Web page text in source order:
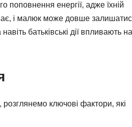
поповнення енергії, адже їхній
і малюк може довше
батьківські дії впливають
ключові фактори, які